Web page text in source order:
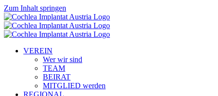
Zum Inhalt springen
VEREIN
Wer wir sind
TEAM
BEIRAT
MITGLIED werden
REGIONAL